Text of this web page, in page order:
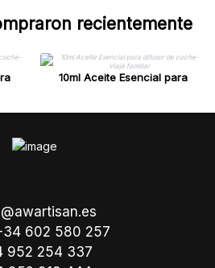
recientemente
10ml Aceite Esencial para
602 580 257
952 254 337